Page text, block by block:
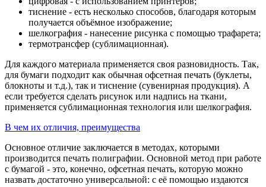
тиснение - есть несколько способов, благодаря которым
получается объёмное изображение;
шелкография - нанесение рисунка с помощью трафарета;
термотрансфер (сублимационная).
Для каждого материала применяется своя разновидность. Так,
для бумаги подходит как обычная офсетная печать (буклеты,
блокноты и т.д.), так и тиснение (сувенирная продукция). А
если требуется сделать рисунок или надпись на ткани,
применяется сублимационная технология или шелкография.
В чем их отличия, преимущества
Основное отличие заключается в методах, которыми
производится печать полиграфии. Основной метод при работе
с бумагой - это, конечно, офсетная печать, которую можно
назвать достаточно универсальной: с её помощью издаются